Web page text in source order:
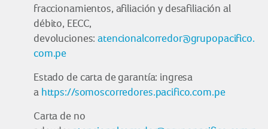
fraccionamientos, afiliación y desafiliación al
débito, EECC,
devoluciones:atencionalcorredor@grupopacifico.
com.pe
Estado de carta de garantía: ingresa
a https://somoscorredores.pacifico.com.pe
Carta de no